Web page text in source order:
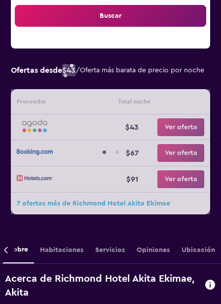
Buscar
Ofertas desde$43/Oferta más barata de precio por noche
Proveedor Total noche
$43 Ver oferta
$67 Ver oferta
$91 Ver oferta
7 ofertas más de Richmond Hotel Akita Ekimae
Sobre Habitaciones Servicios Opiniones Ubicación
Acerca de Richmond Hotel Akita Ekimae,
Akita